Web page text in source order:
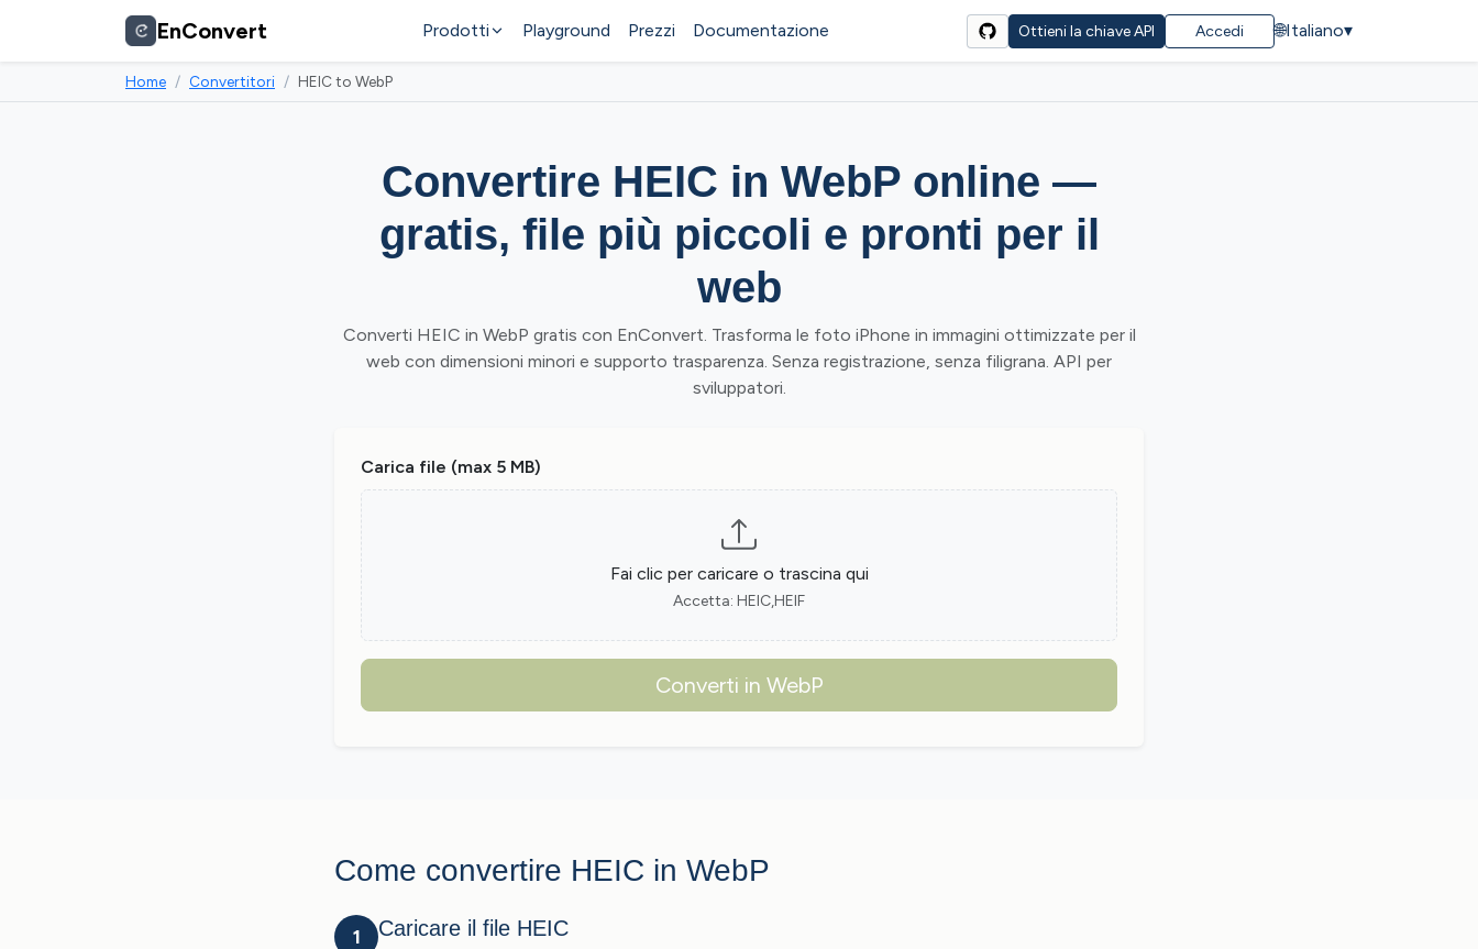
EnConvert Prodotti Playground Prezzi Documentazione Ottieni la chiave API Accedi 🌐Italiano▾
Home Convertitori HEIC to WebP
Convertire HEIC in WebP online —
gratis, file più piccoli e pronti per il
web
Converti HEIC in WebP gratis con EnConvert. Trasforma le foto iPhone in immagini ottimizzate per il
web con dimensioni minori e supporto trasparenza. Senza registrazione, senza filigrana. API per
sviluppatori.
Carica file (max 5 MB)
Fai clic per caricare o trascina qui
Accetta: HEIC,HEIF
Converti in WebP
Come convertire HEIC in WebP
1 Caricare il file HEIC